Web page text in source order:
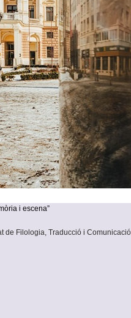
i escena”
de Filologia, Traducció i Comunicació